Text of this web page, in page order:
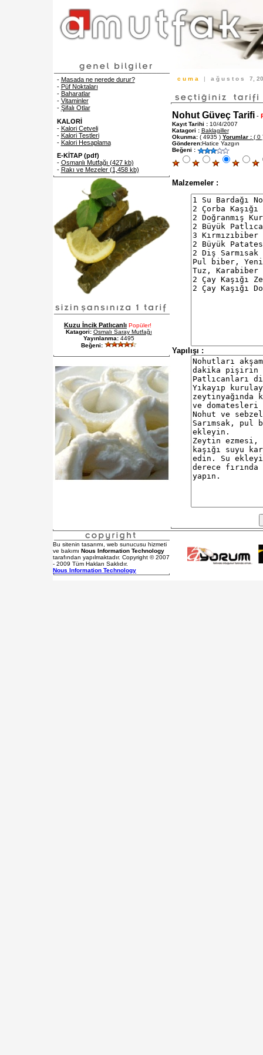
- Masada ne nerede durur?
- Püf Noktaları
- Baharatlar
- Vitaminler
- Şifalı Otlar
KALORİ
- Kalori Cetveli
- Kalori Testleri
- Kalori Hesaplama
E-KİTAP (pdf)
- Osmanlı Mutfağı (427 kb)
- Rakı ve Mezeler (1,458 kb)
Kuzu İncik Patlıcanlı Popüler!
Katagori: Osmalı Saray Mutfağı
Yayınlanma: 4495
Beğeni:
c u m a | a ğ u s t o s 7,
Nohut Güveç Tarifi -
Kayıt Tarihi :10/4/2007
Katagori : Baklagiller
Okunma:( 4935 ) Yorumlar :( 0
Gönderen:Hatice Yazgın
Beğeni :
Malzemeler :
Yapılışı :
Bu sitenin tasarımı, web sunucusu hizmeti
ve bakımı Nous Information Technology
tarafından yapılmaktadır. Copyright © 2007
- 2009 Tüm Hakları Saklıdır.
Nous Information Technology